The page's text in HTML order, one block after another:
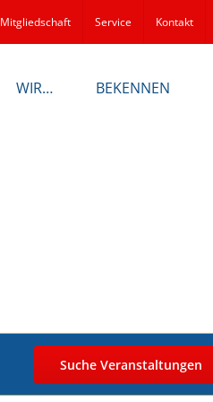
Mitgliedschaft Service Kontakt
WIR… BEKENNEN
Suche Veranstaltungen